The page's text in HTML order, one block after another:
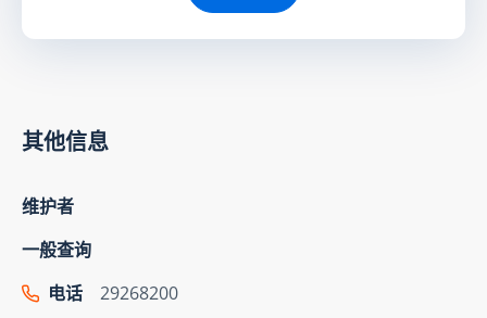
其他信息
维护者
一般查询
电话
29268200